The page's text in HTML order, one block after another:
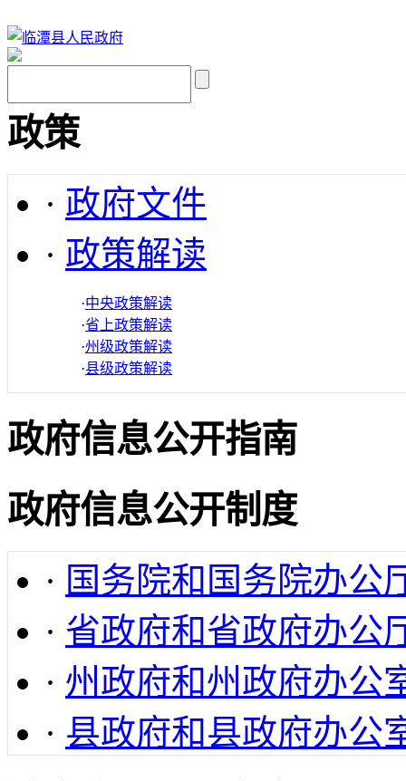
政策
· 政府文件
· 政策解读
·中央政策解读
·省上政策解读
·州级政策解读
·县级政策解读
政府信息公开指南
政府信息公开制度
· 国务院和国务院办公
· 省政府和省政府办公
· 州政府和州政府办公
· 县政府和县政府办公